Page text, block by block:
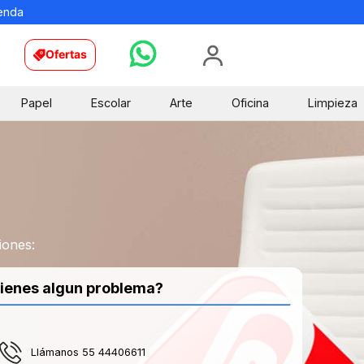
Ofertas
Papel Escolar Arte Oficina Limpieza
algun problema?
Llámanos 55 44406611